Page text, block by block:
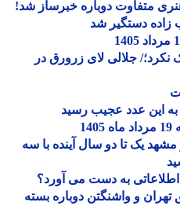
متفاوت دوباره خبرساز شد!
دستگیر شد
جلالی لای زرورق در
عدد عجیب رسید
تا دو سال آینده با سه
به دست می آورد؟
تهران و واشنگتن دوباره بسته